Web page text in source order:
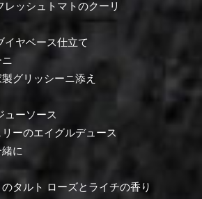
ッシュトマトのクーリ
イヤベース仕立て
グリッシーニ添え
ューソース
ーのエイグルデュース
に
タルト ローズとライチの香り